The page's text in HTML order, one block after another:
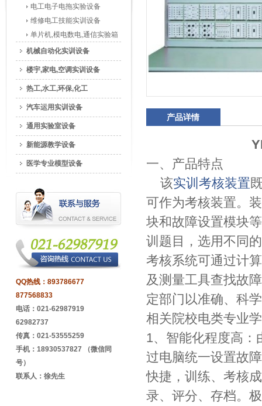
产品详情
一、产品特点
该实训考核装置
可作为考核装置。
块和故障设置模块
训题目，选用不同
考核系统可通过计
及测量工具查找故
定部门以准确、科
相关院校电类专业
1、智能化程度高：
过电脑统一设置故
快捷，训练、考核
录、评分、存档。
电工电子电拖实验设备
维修电工技能实训设备
单片机,模电数电,通信实验箱
机械自动化实训设备
楼宇,家电,空调实训设备
热工,水工,环保,化工
汽车运用实训设备
通用实验室设备
新能源教学设备
医学专业模型设备
QQ热线： 893786677
877568833
电话：021-62987919
62982737
传真：021-53555259
手机：18930537827 （微信同
号）
联系人：徐先生